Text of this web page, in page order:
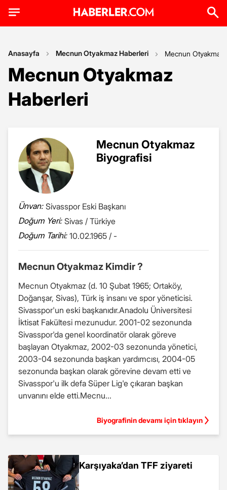
Anasayfa Mecnun Otyakmaz Haberleri Mecnun Otyakmaz
Mecnun Otyakmaz
Haberleri
Mecnun Otyakmaz
Biyografisi
Ünvan: Sivasspor Eski Başkanı
Doğum Yeri: Sivas / Türkiye
Doğum Tarihi: 10.02.1965 / -
Mecnun Otyakmaz Kimdir ?
Mecnun Otyakmaz (d. 10 Şubat 1965; Ortaköy,
Doğanşar, Sivas), Türk iş insanı ve spor yöneticisi.
Sivasspor'un eski başkanıdır.Anadolu Üniversitesi
İktisat Fakültesi mezunudur. 2001-02 sezonunda
Sivasspor'da genel koordinatör olarak göreve
başlayan Otyakmaz, 2002-03 sezonunda yönetici,
2003-04 sezonunda başkan yardımcısı, 2004-05
sezonunda başkan olarak görevine devam etti ve
Sivasspor'u ilk defa Süper Lig'e çıkaran başkan
unvanını elde etti.Mecnu...
Biyografinin devamı için tıklayın
Karşıyaka’dan TFF ziyareti